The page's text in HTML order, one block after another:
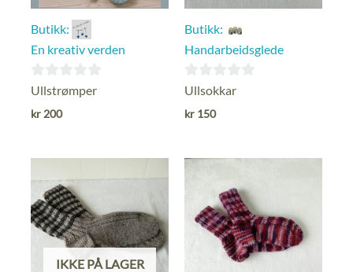
Butikk:
En kreativ verden
0
ut
Ullstrømper
kr 200
Butikk:
Handarbeidsglede
0
ut
Ullsokkar
kr 150
IKKE PÅ LAGER